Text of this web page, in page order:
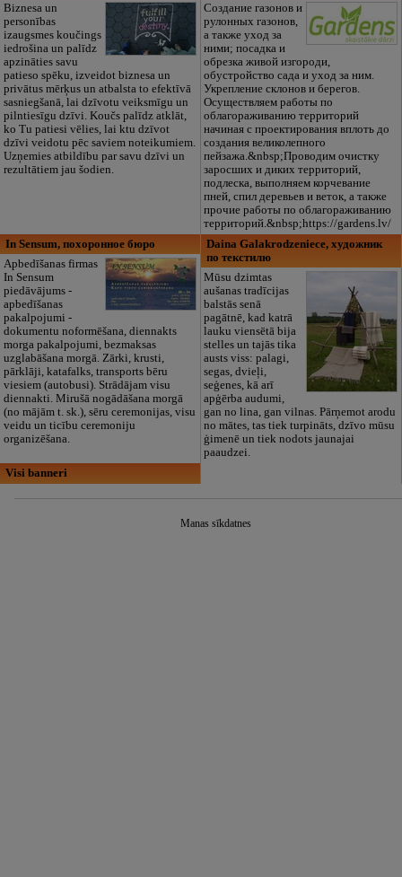
Biznesa un
personības
izaugsmes koučings
iedrošina un palīdz
apzināties savu
patieso spēku, izveidot biznesa un
privātus mērķus un atbalsta to efektīvā
sasniegšanā, lai dzīvotu veiksmīgu un
pilntiesīgu dzīvi. Koučs palīdz atklāt,
ko Tu patiesi vēlies, lai ktu dzīvot
dzīvi veidotu pēc saviem noteikumiem.
Uzņemies atbildību par savu dzīvi un
rezultātiem jau šodien.
Создание газонов и
рулонных газонов,
а также уход за
ними; посадка и
обрезка живой изгороди,
обустройство сада и уход за ним.
Укрепление склонов и берегов.
Осуществляем работы по
облагораживанию территорий
начиная с проектирования вплоть до
создания великолепного
пейзажа.&nbsp;Проводим очистку
заросших и диких территорий,
подлеска, выполняем корчевание
пней, спил деревьев и веток, а также
прочие работы по облагораживанию
территорий.&nbsp;https://gardens.lv/
In Sensum, похоронное бюро
Apbedīšanas firmas
In Sensum
piedāvājums -
apbedīšanas
pakalpojumi -
dokumentu noformēšana, diennakts
morga pakalpojumi, bezmaksas
uzglabāšana morgā. Zārki, krusti,
pārklāji, katafalks, transports bēru
viesiem (autobusi). Strādājam visu
diennakti. Mirušā nogādāšana morgā
(no mājām t. sk.), sēru ceremonijas, visu
veidu un ticību ceremoniju
organizēšana.
Daina Galakrodzeniece, художник
по текстилю
Mūsu dzimtas
aušanas tradīcijas
balstās senā
pagātnē, kad katrā
lauku viensētā bija
stelles un tajās tika
austs viss: palagi,
segas, dvieļi,
seģenes, kā arī
apģērba audumi,
gan no lina, gan vilnas. Pārņemot arodu
no mātes, tas tiek turpināts, dzīvo mūsu
ģimenē un tiek nodots jaunajai
paaudzei.
Visi banneri
Manas sīkdatnes